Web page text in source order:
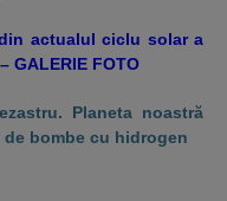
actualul ciclu solar a
GALERIE FOTO
Planeta noastră
bombe cu hidrogen